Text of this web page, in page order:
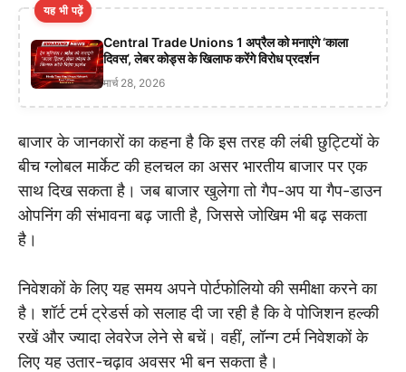
यह भी पढ़ें
Central Trade Unions 1 अप्रैल को मनाएंगे ‘काला
दिवस’, लेबर कोड्स के खिलाफ करेंगे विरोध प्रदर्शन
मार्च 28, 2026
बाजार के जानकारों का कहना है कि इस तरह की लंबी छुट्टियों के
बीच ग्लोबल मार्केट की हलचल का असर भारतीय बाजार पर एक
साथ दिख सकता है। जब बाजार खुलेगा तो गैप-अप या गैप-डाउन
ओपनिंग की संभावना बढ़ जाती है, जिससे जोखिम भी बढ़ सकता
है।
निवेशकों के लिए यह समय अपने पोर्टफोलियो की समीक्षा करने का
है। शॉर्ट टर्म ट्रेडर्स को सलाह दी जा रही है कि वे पोजिशन हल्की
रखें और ज्यादा लेवरेज लेने से बचें। वहीं, लॉन्ग टर्म निवेशकों के
लिए यह उतार-चढ़ाव अवसर भी बन सकता है।